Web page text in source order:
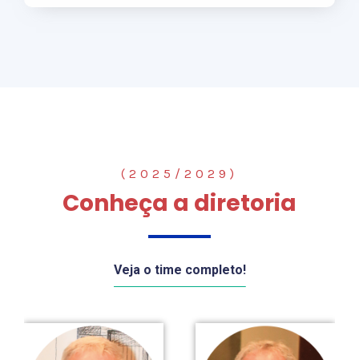
(2025/2029)
Conheça a diretoria
Veja o time completo!